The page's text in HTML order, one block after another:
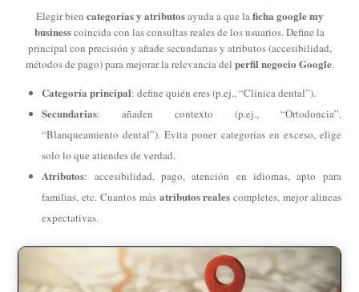
Elegir bien categorías y atributosayuda a que la ficha google my
businesscoincida con las consultas reales de los usuarios. Define la
principal con precisión y añade secundarias y atributos (accesibilidad,
métodos de pago) para mejorar la relevancia del perfil negocio Google.
Categoría principal: define quién eres (p.ej., “Clínica dental”).
Secundarias: añaden contexto (p.ej., “Ortodoncia”,
“Blanqueamiento dental”). Evita poner categorías en exceso, elige
solo lo que atiendes de verdad.
Atributos: accesibilidad, pago, atención en idiomas, apto para
familias, etc. Cuantos más atributos reales completes, mejor alineas
expectativas.